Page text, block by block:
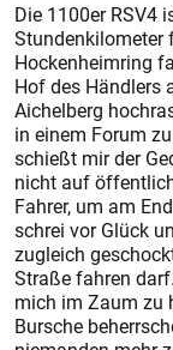
Die 1100er RSV4
Stundenkilometer
Hockenheimring
Hof des Händlers
Aichelberg
in einem Forum
schießt mir der
nicht auf
Fahrer, um am
schrei vor Glück
zugleich
Straße fah­ren
mich im Zaum zu
Bursche